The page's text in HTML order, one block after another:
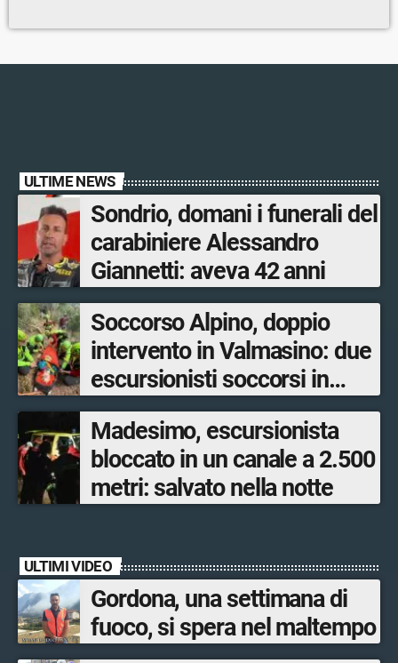
ULTIME NEWS
Sondrio, domani i funerali del
carabiniere Alessandro
Giannetti: aveva 42 anni
Soccorso Alpino, doppio
intervento in Valmasino: due
escursionisti soccorsi in
poche ore
Madesimo, escursionista
bloccato in un canale a 2.500
metri: salvato nella notte
ULTIMI VIDEO
Gordona, una settimana di
fuoco, si spera nel maltempo